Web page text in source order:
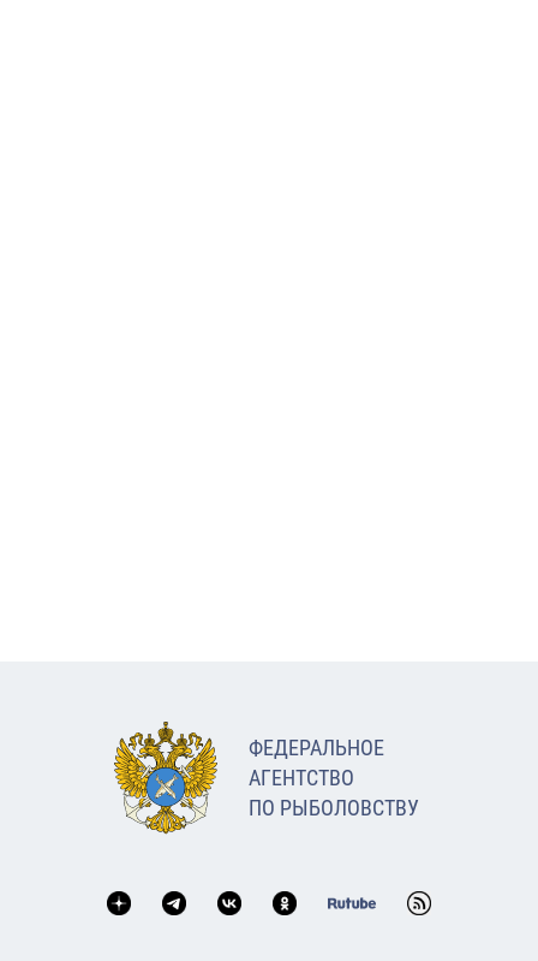
ФЕДЕРАЛЬНОЕ
АГЕНТСТВО
ПО РЫБОЛОВСТВУ